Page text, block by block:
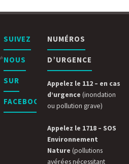
SUIVEZ
NOUS
SUR
FACEBOOK
NUMÉROS
D’URGENCE
Appelez le 112 – en cas
d’urgence (inondation
ou pollution grave)
Appelez le 1718 – SOS
Environnement
Nature (pollutions
avérées nécessitant